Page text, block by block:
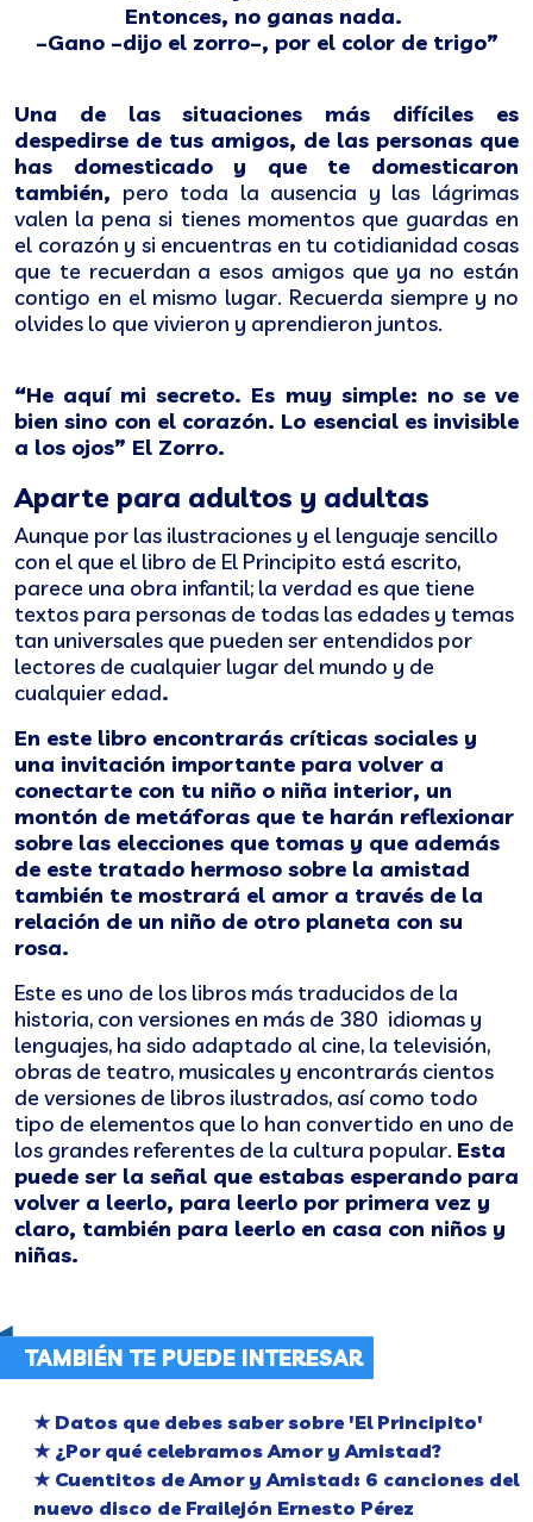
Entonces, no ganas nada.
–Gano –dijo el zorro–, por el color de trigo”
Una de las situaciones más difíciles es
despedirse de tus amigos, de las personas que
has domesticado y que te domesticaron
también, pero toda la ausencia y las lágrimas
valen la pena si tienes momentos que guardas en
el corazón y si encuentras en tu cotidianidad cosas
que te recuerdan a esos amigos que ya no están
contigo en el mismo lugar. Recuerda siempre y no
olvides lo que vivieron y aprendieron juntos.
“He aquí mi secreto. Es muy simple: no se ve
bien sino con el corazón. Lo esencial es invisible
a los ojos” El Zorro.
Aparte para adultos y adultas
Aunque por las ilustraciones y el lenguaje sencillo
con el que el libro de El Principito está escrito,
parece una obra infantil; la verdad es que tiene
textos para personas de todas las edades y temas
tan universales que pueden ser entendidos por
lectores de cualquier lugar del mundo y de
cualquier edad.
En este libro encontrarás críticas sociales y
una invitación importante para volver a
conectarte con tu niño o niña interior, un
montón de metáforas que te harán reflexionar
sobre las elecciones que tomas y que además
de este tratado hermoso sobre la amistad
también te mostrará el amor a través de la
relación de un niño de otro planeta con su
rosa.
Este es uno de los libros más traducidos de la
historia, con versiones en más de 380 idiomas y
lenguajes, ha sido adaptado al cine, la televisión,
obras de teatro, musicales y encontrarás cientos
de versiones de libros ilustrados, así como todo
tipo de elementos que lo han convertido en uno de
los grandes referentes de la cultura popular. Esta
puede ser la señal que estabas esperando para
volver a leerlo, para leerlo por primera vez y
claro, también para leerlo en casa con niños y
niñas.
TAMBIÉN TE PUEDE INTERESAR
★ Datos que debes saber sobre 'El Principito'
★ ¿Por qué celebramos Amor y Amistad?
★ Cuentitos de Amor y Amistad: 6 canciones del
nuevo disco de Frailejón Ernesto Pérez